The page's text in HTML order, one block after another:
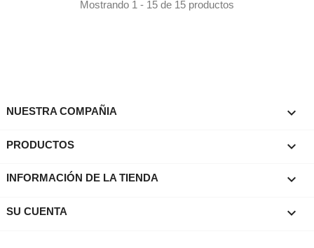
Mostrando 1 - 15 de 15 productos
NUESTRA COMPAÑIA 
PRODUCTOS 
INFORMACIÓN DE LA TIENDA keyboard_arrow_down
SU CUENTA 